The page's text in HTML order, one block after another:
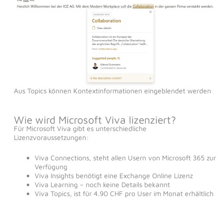
Aus Topics können Kontextinformationen eingeblendet werden
Wie wird Microsoft Viva lizenziert?
Für Microsoft Viva gibt es unterschiedliche
Lizenzvoraussetzungen:
Viva Connections, steht allen Usern von Microsoft 365 zur
Verfügung
Viva Insights benötigt eine Exchange Online Lizenz
Viva Learning – noch keine Details bekannt
Viva Topics, ist für 4.90 CHF pro User im Monat erhältlich